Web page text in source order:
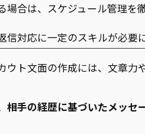
場合は、スケジュール管理を
信対応に一定のスキルが必要
ウト文面の作成には、文章力
相手の経歴に基づいたメッセ